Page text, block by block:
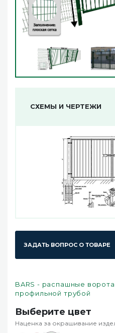
СХЕМЫ И ЧЕРТЕЖИ
ЗАДАТЬ ВОПРОС О ТОВАРЕ
BARS - распашные
профильной трубой
Выберите цвет
Наценка за окрашивание